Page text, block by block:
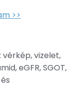
>>
vérkép, vizelet,
eGFR, SGOT,